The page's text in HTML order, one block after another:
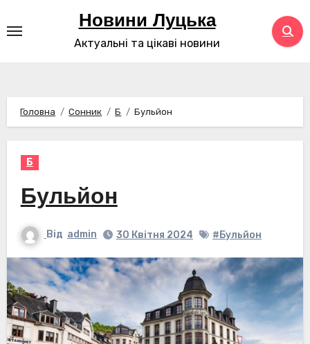
до
Новини Луцька
Актуальні та цікаві новини
Головна Сонник Б Бульйон
Б
Бульйон
Від admin 30 Квітня 2024 #Бульйон